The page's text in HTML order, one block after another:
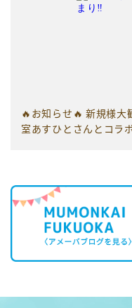
🔥お知らせ🔥 新規様
室あすひとさんとコラ